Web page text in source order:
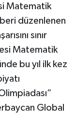
Matematik
beri düzenlenen
sınır
Matematik
bu yıl ilk kez
Global